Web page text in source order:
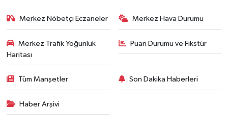
Merkez Nöbetçi Eczaneler Merkez Hava Durumu
Merkez Trafik Yoğunluk
Haritası
Puan Durumu ve Fikstür
Tüm Manşetler Son Dakika Haberleri
Haber Arşivi